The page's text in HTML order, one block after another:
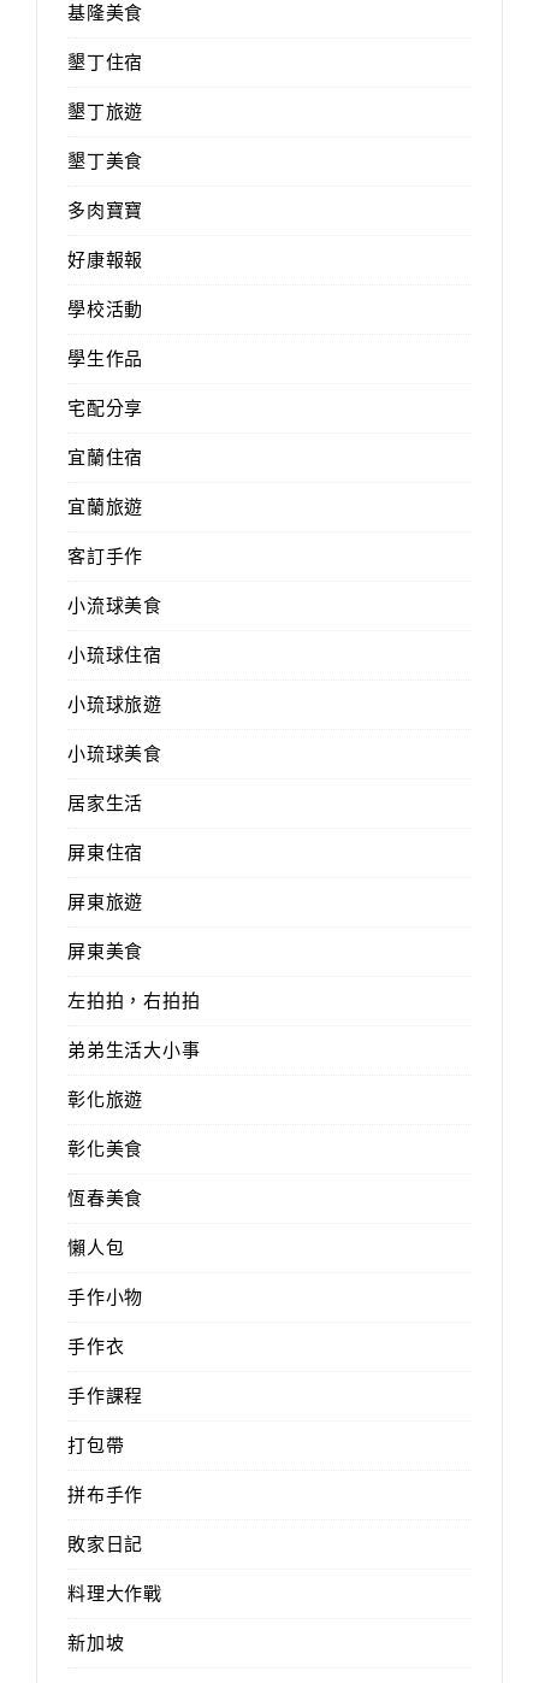
基隆美食
墾丁住宿
墾丁旅遊
墾丁美食
多肉寶寶
好康報報
學校活動
學生作品
宅配分享
宜蘭住宿
宜蘭旅遊
客訂手作
小流球美食
小琉球住宿
小琉球旅遊
小琉球美食
居家生活
屏東住宿
屏東旅遊
屏東美食
左拍拍，右拍拍
弟弟生活大小事
彰化旅遊
彰化美食
恆春美食
懶人包
手作小物
手作衣
手作課程
打包帶
拼布手作
敗家日記
料理大作戰
新加坡